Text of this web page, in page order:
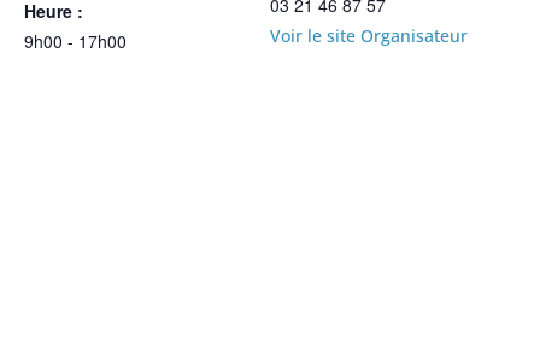
Heure :
9h00 - 17h00
03 21 46 87 57
Voir le site Organisateur